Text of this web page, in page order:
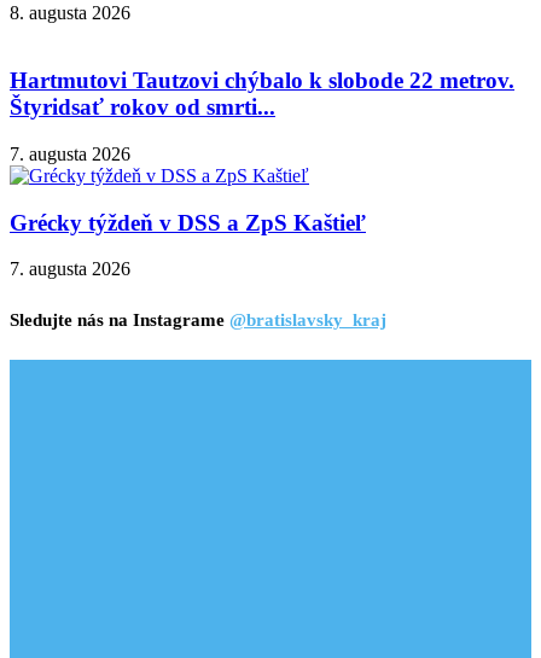
8. augusta 2026
Hartmutovi Tautzovi chýbalo k slobode 22 metrov.
Štyridsať rokov od smrti...
7. augusta 2026
Grécky týždeň v DSS a ZpS Kaštieľ
7. augusta 2026
Sledujte nás na Instagrame @bratislavsky_kraj